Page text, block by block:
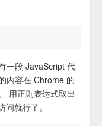
一段 JavaScript 代
内容在 Chrome 的
用正则表达式取出
就行了。